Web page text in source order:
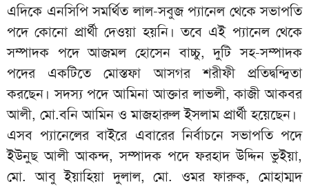
এদিকে এনসিপি সমর্থিত লাল-সবুজ প্যানেল থেকে সভাপতি
পদে কোনো প্রার্থী দেওয়া হয়নি। তবে এই প্যানেল থেকে
সম্পাদক পদে আজমল হোসেন বাচ্চু, দুটি সহ-সম্পাদক
পদের একটিতে মোস্তফা আসগর শরীফী প্রতিদ্বন্দ্বিতা
করছেন। সদস্য পদে আমিনা আক্তার লাভলী, কাজী আকবর
আলী, মো.বনি আমিন ও মাজহারুল ইসলাম প্রার্থী হয়েছেন।
এসব প্যানেলের বাইরে এবারের নির্বাচনে সভাপতি পদে
ইউনুছ আলী আকন্দ, সম্পাদক পদে ফরহাদ উদ্দিন ভুইয়া,
মো. আবু ইয়াহিয়া দুলাল, মো. ওমর ফারুক, মোহাম্মদ